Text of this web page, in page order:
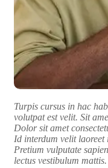
Turpis cursus in hac
volutpat est velit. Sit
Dolor sit amet
Id interdum velit
Pretium vulputate
lectus vestibulum mattis.